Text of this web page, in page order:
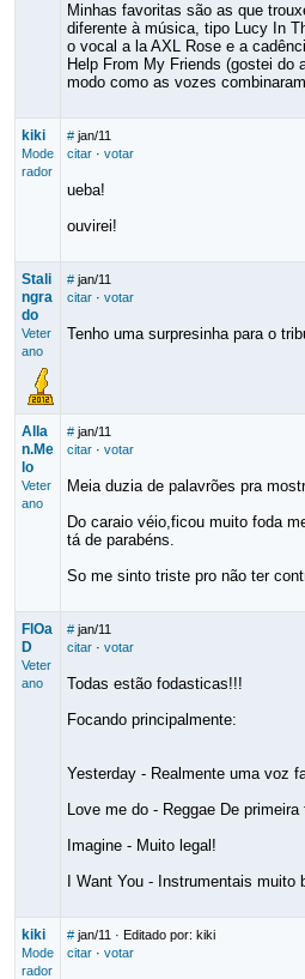
Minhas favoritas são as que
diferente à música, tipo Lucy In
o vocal a la AXL Rose e a
Help From My Friends (gostei do
modo como as vozes
kiki
Mode
rador
# jan/11
citar· votar
ueba!
ouvirei!
Stali
ngra
do
Veter
ano
# jan/11
citar· votar
Tenho uma surpresinha para o
Alla
n.Me
lo
Veter
ano
# jan/11
citar· votar
Meia duzia de palavrões pra
Do caraio véio,ficou muito foda
tá de parabéns.
So me sinto triste pro não ter
FlOa
D
Veter
ano
# jan/11
citar· votar
Todas estão fodasticas!!!
Focando principalmente:
Yesterday - Realmente uma voz
Love me do - Reggae De
Imagine - Muito legal!
I Want You - Instrumentais muito
kiki
Mode
rador
# jan/11 · Editado por: kiki
citar· votar